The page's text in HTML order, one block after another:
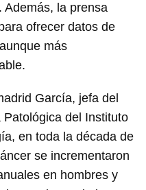
Además, la prensa
ofrecer datos de
más
García, jefa del
del Instituto
en toda la década de
se incrementaron
en hombres y